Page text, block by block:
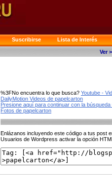
Suscribirse Lista de Interés
Ver
%3FNo encuentra lo que busca? Youtube -
DailyMotion Videos de papelcarton
Presione aquí para continuar con la búsqueda
Fotos de papelcarton
Enlázanos incluyendo este código a tus post
Usuarios de Wordpress activar la opción